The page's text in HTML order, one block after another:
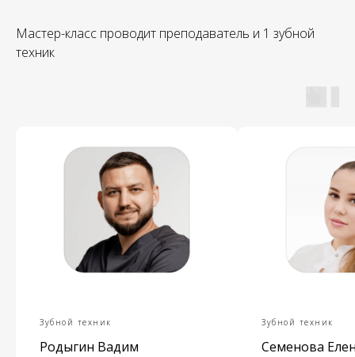
Мастер-класс проводит преподаватель и 1 зубной
техник
Зубной техник
Родыгин Вадим
Зубной техник
Семенова